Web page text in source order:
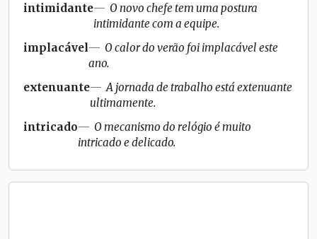
intimidante
O novo chefe tem uma postura
intimidante com a equipe.
implacável
O calor do verão foi implacável este
ano.
extenuante
A jornada de trabalho está extenuante
ultimamente.
intricado
O mecanismo do relógio é muito
intricado e delicado.